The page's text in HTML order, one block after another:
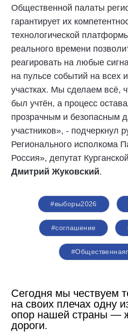
Общественной палаты
гарантирует их
технологической
реального времени
реагировать на любые
на пульсе событий на всех
участках. Мы сделаем всё,
был учтён, а процесс
прозрачным и безопасным
участников», - подчеркнул
Регионального исполкома
Россия», депутат
Дмитрий Жуковский.
#выборы2026
#соглашение
Сегодня мы чествуем
на своих плечах одну
опор нашей страны —
дороги.